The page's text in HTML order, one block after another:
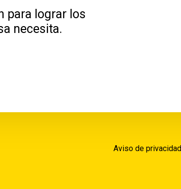
para lograr los
necesita.
Aviso de privacidad